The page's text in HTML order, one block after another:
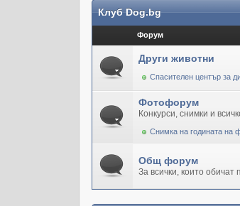
Клуб Dog.bg
Форум
Други животни
Спасителен център за
Фотофорум
Конкурси, снимки и
Снимка на годината на
Общ форум
За всички, които обичат